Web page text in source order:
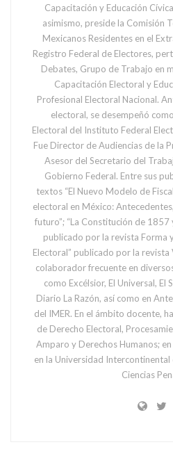
Capacitación y Educación
asimismo, preside la Comisión
Mexicanos Residentes en el
Registro Federal de Electores,
Debates, Grupo de Trabajo en
Capacitación Electoral y
Profesional Electoral Nacional.
electoral, se desempeñó
Electoral del Instituto Federal
Fue Director de Audiencias de la
Asesor del Secretario del
Gobierno Federal. Entre sus
textos “El Nuevo Modelo de
electoral en México:
futuro”; “La Constitución de 1857
publicado por la revista Forma
Electoral” publicado por la
colaborador frecuente en
como Excélsior, El Universal, El
Diario La Razón, así como en
del IMER. En el ámbito docente,
de Derecho Electoral,
Amparo y Derechos Humanos;
en la Universidad
Ciencias